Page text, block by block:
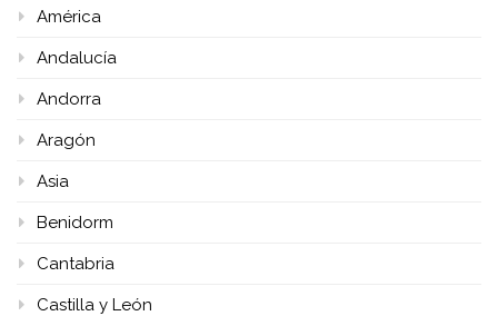
América
Andalucía
Andorra
Aragón
Asia
Benidorm
Cantabria
Castilla y León